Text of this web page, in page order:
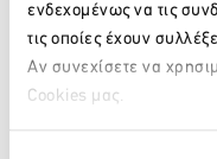
ενδεχομένως να τις
τις οποίες έχουν
Αν συνεχίσετε να
Cookies μας.